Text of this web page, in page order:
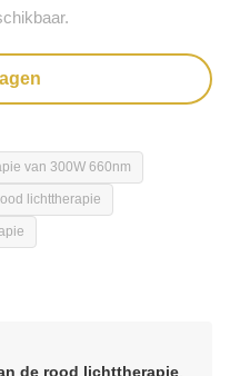
van 300W 660nm
lichttherapie
de rood lichttherapie